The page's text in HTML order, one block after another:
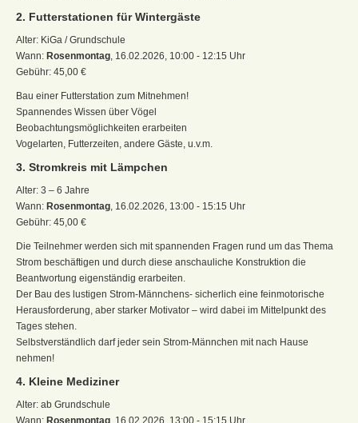
2. Futterstationen für Wintergäste
Alter: KiGa / Grundschule
Wann: Rosenmontag, 16.02.2026, 10:00 - 12:15 Uhr
Gebühr: 45,00 €
Bau einer Futterstation zum Mitnehmen!
Spannendes Wissen über Vögel
Beobachtungsmöglichkeiten erarbeiten
Vogelarten, Futterzeiten, andere Gäste, u.v.m.
3. Stromkreis mit Lämpchen
Alter: 3 – 6 Jahre
Wann: Rosenmontag, 16.02.2026, 13:00 - 15:15 Uhr
Gebühr: 45,00 €
Die Teilnehmer werden sich mit spannenden Fragen rund um das Thema
Strom beschäftigen und durch diese anschauliche Konstruktion die
Beantwortung eigenständig erarbeiten.
Der Bau des lustigen Strom-Männchens- sicherlich eine feinmotorische
Herausforderung, aber starker Motivator – wird dabei im Mittelpunkt des
Tages stehen.
Selbstverständlich darf jeder sein Strom-Männchen mit nach Hause
nehmen!
4. Kleine Mediziner
Alter: ab Grundschule
Wann: Rosenmontag , 16.02.2026, 13:00 - 15:15 Uhr